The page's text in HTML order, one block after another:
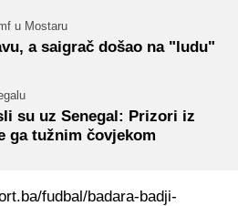
u Mostaru
a saigrač došao na "ludu"
su uz Senegal: Prizori iz
ga tužnim čovjekom
fudbal/badara-badji-